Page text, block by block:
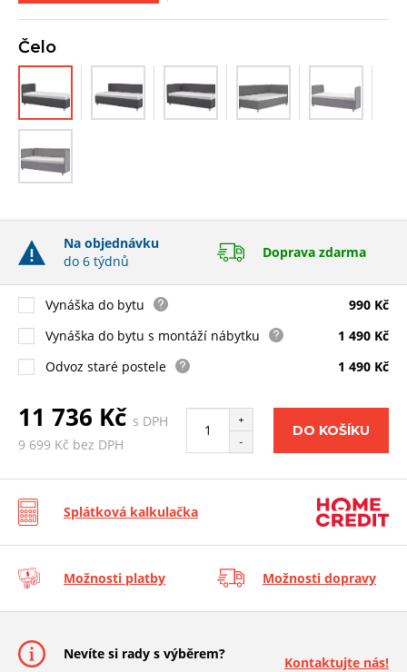
Čelo
Na objednávku
do 6 týdnů
Doprava zdarma
Vynáška do bytu
990 Kč
Vynáška do bytu s montáží nábytku
1 490 Kč
Odvoz staré postele
1 490 Kč
11 736 Kč s DPH
9 699 Kč bez DPH
+
-
DO KOŠÍKU
Splátková kalkulačka
Možnosti platby Možnosti dopravy
Nevíte si rady s výběrem?
Kontaktujte nás!